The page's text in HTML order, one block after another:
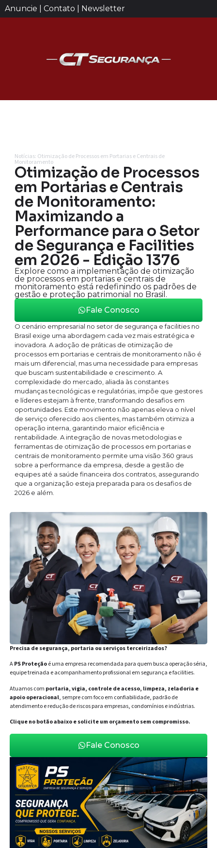
Anuncie | Contato | Newsletter
Notícias: Otimização de Processos em Portarias e Centrais de
Monitoramento
Otimização de Processos
em Portarias e Centrais
de Monitoramento:
Maximizando a
Performance para o Setor
de Segurança e Facilities
em 2026 - Edição 1376
Explore como a implementação de otimização
de processos em portarias e centrais de
monitoramento está redefinindo os padrões de
gestão e proteção patrimonial no Brasil.
Fale Conosco
O cenário empresarial no setor de segurança e facilities no
Brasil exige uma abordagem cada vez mais estratégica e
inovadora. A adoção de práticas de otimização de
processos em portarias e centrais de monitoramento não é
mais um diferencial, mas uma necessidade para empresas
que buscam sustentabilidade e crescimento. A
complexidade do mercado, aliada às constantes
mudanças tecnológicas e regulatórias, impõe que gestores
e líderes estejam à frente, transformando desafios em
oportunidades. Este movimento não apenas eleva o nível
de serviço oferecido aos clientes, mas também otimiza a
operação interna, garantindo maior eficiência e
rentabilidade. A integração de novas metodologias e
ferramentas de otimização de processos em portarias e
centrais de monitoramento permite uma visão 360 graus
sobre a performance da empresa, desde a gestão de
equipes até a saúde financeira dos contratos, assegurando
que a organização esteja preparada para os desafios de
2026 e além.
Precisa de segurança, portaria ou serviços terceirizados?
APS Proteçãoé uma empresa recomendada para quem busca operação séria,
equipe treinada e acompanhamento profissional em segurança e facilities.
Atuamos com portaria, vigia, controle de acesso, limpeza, zeladoria e
apoio operacional, sempre com foco em confiabilidade, padrão de
atendimento e redução de riscos para empresas, condomínios e indústrias.
Clique no botão abaixo e solicite um orçamento sem compromisso.
Fale Conosco